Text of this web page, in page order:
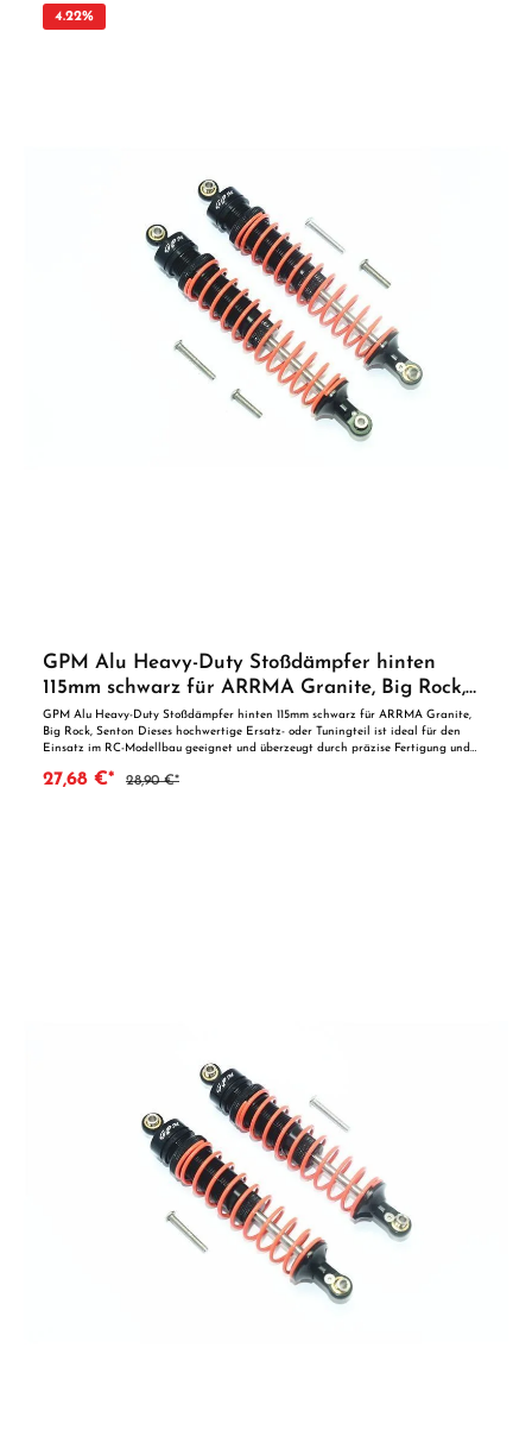
BOOST ACHTUNG Benutzung unter unmittelbarer Aufsicht von Erwachsenen.
Nicht für Kinder unter 14 Jahren geeignet.
4.22%
GPM Alu Heavy-Duty Stoßdämpfer hinten
115mm schwarz für ARRMA Granite, Big Rock,
Senton
GPM Alu Heavy-Duty Stoßdämpfer hinten 115mm schwarz für ARRMA Granite,
Big Rock, Senton Dieses hochwertige Ersatz- oder Tuningteil ist ideal für den
Einsatz im RC-Modellbau geeignet und überzeugt durch präzise Fertigung und
Ersatzteil oder zur technischen Optimierung geeignet. Vorteile auf einen Blick:
27,68 €* 28,90 €*